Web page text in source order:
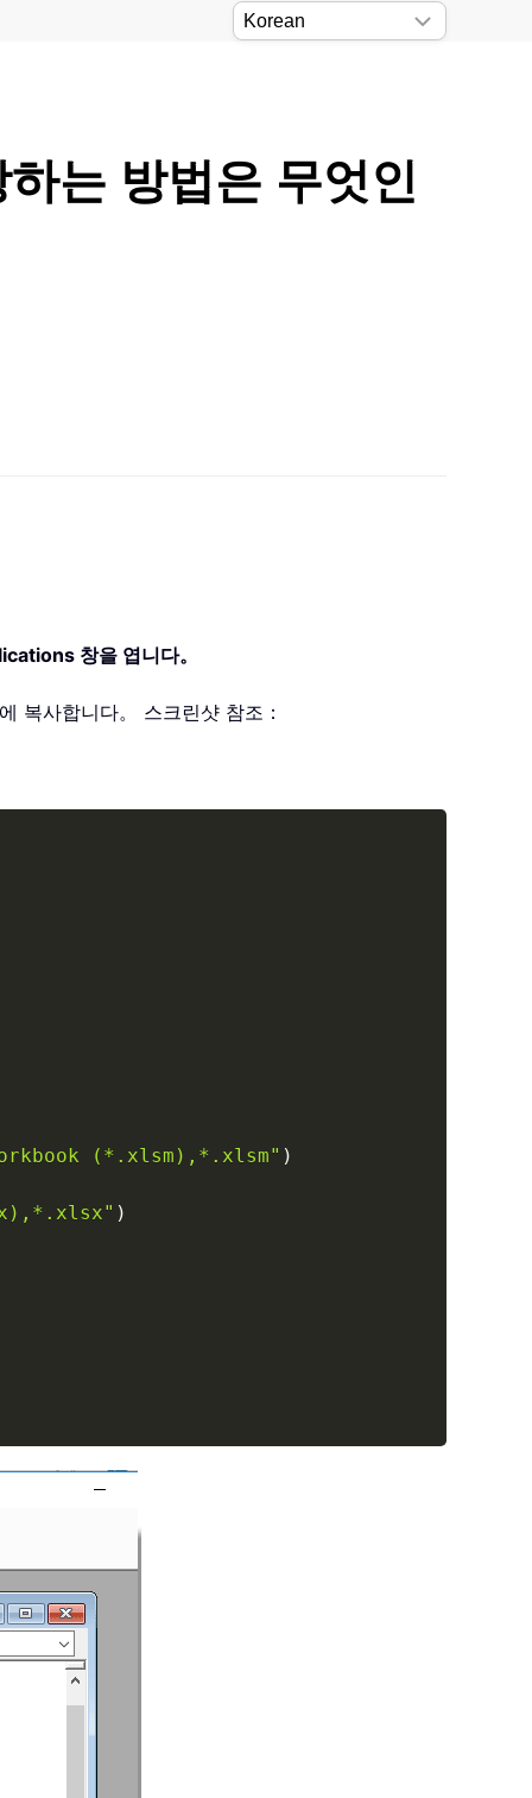
는 방법은 무엇인
창을 엽니다。
복사합니다。 스크린샷 참조：
(*.xlsm),*.xlsm" )
)